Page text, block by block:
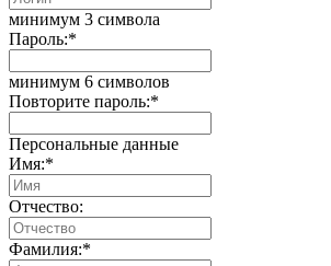
минимум 3 символа
Пароль:*
минимум 6 символов
Повторите пароль:*
Персональные данные
Имя:*
Отчество:
Фамилия:*